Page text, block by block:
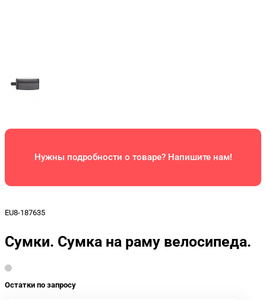
Нужны подробности о товаре? Напишите нам!
EU8-187635
Сумки. Сумка на раму велосипеда.
Остатки по запросу